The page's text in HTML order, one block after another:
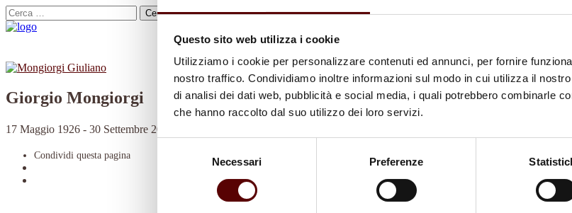
Questo sito web utilizza i cookie
Utilizziamo i cookie per personalizzare contenuti ed annunci, per fornire
nostro traffico. Condividiamo inoltre informazioni sul modo in cui utilizza il
di analisi dei dati web, pubblicità e social media, i quali potrebbero combinarle
che hanno raccolto dal suo utilizzo dei loro servizi.
Necessari Preferenze
Cerca
per:
Giorgio Mongiorgi
17 Maggio 1926 - 30 Settembre 2023
Condividi questa pagina